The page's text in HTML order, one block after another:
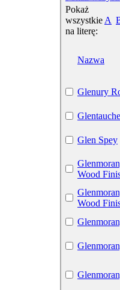
Pokaż
wszystkie
na literę:
A
Nazwa
Glenury
Glen Spey
Wood
Wood